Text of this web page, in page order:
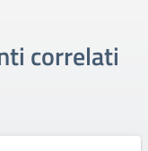
correlati